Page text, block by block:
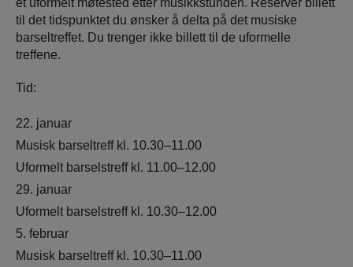
til det tidspunktet du ønsker å delta på det musiske
barseltreffet. Du trenger ikke billett til de uformelle
treffene.
Tid:
22. januar
Musisk barseltreff kl. 10.30–11.00
Uformelt barselstreff kl. 11.00–12.00
29. januar
Uformelt barselstreff kl. 10.30–12.00
5. februar
Musisk barseltreff kl. 10.30–11.00